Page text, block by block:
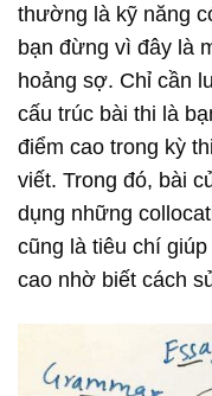
thường là kỹ năng
bạn đừng vì đây là
hoảng sợ. Chỉ cần
cấu trúc bài thi là
điểm cao trong kỳ
viết. Trong đó, bài
dụng những
cũng là tiêu chí
cao nhờ biết cách